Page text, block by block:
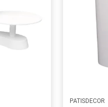
PATISDECOR